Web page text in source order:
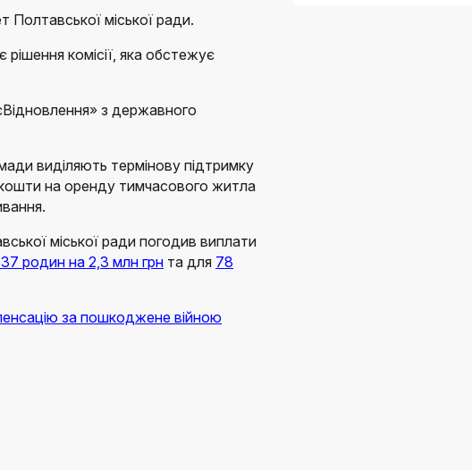
Полтавської міської ради.
комісії, яка обстежує
з державного
виділяють термінову підтримку
на оренду тимчасового житла
міської ради погодив виплати
37 родин на 2,3 млн грн та для 78
за пошкоджене війною